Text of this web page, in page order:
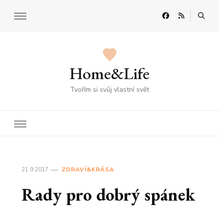
Home&Life
Tvořím si svůj vlastní svět
21.9.2017 ZDRAVÍ&KRÁSA
Rady pro dobrý spánek